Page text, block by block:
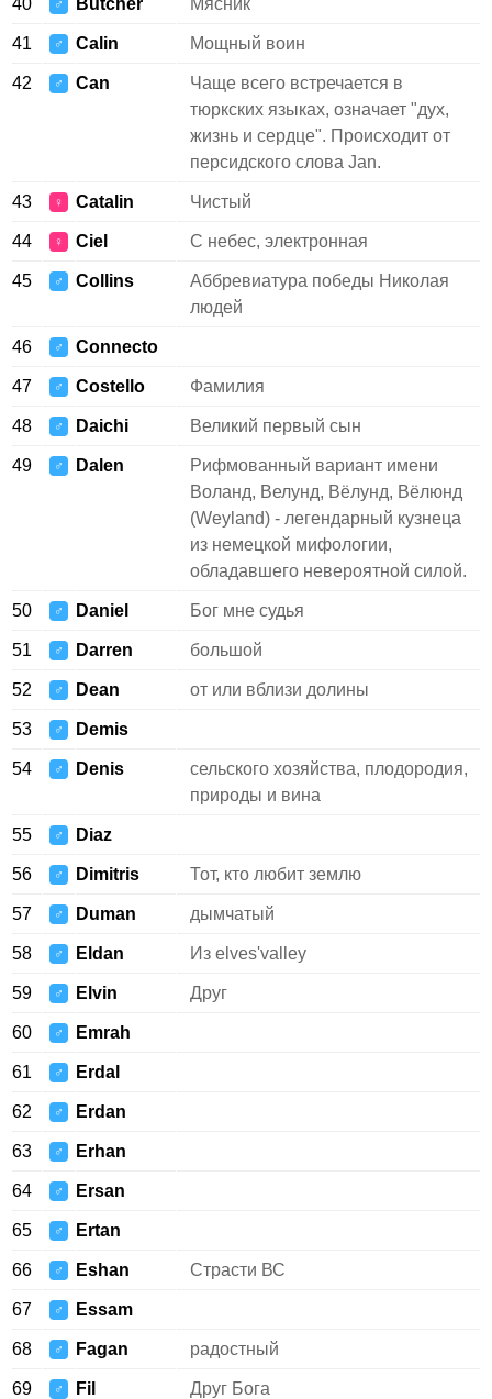
40 ♂ Butcher Мясник
41 ♂ Calin Мощный воин
42 ♂ Can
Чаще всего встречается в
тюркских языках, означает "дух,
жизнь и сердце". Происходит от
персидского слова Jan.
43 ♀ Catalin Чистый
44 ♀ Ciel С небес, электронная
45 ♂ Collins
Аббревиатура победы Николая
людей
46 ♂ Connecto
47 ♂ Costello Фамилия
48 ♂ Daichi Великий первый сын
49 ♂ Dalen
Рифмованный вариант имени
Воланд, Велунд, Вёлунд, Вёлюнд
(Weyland) - легендарный кузнеца
из немецкой мифологии,
обладавшего невероятной силой.
50 ♂ Daniel Бог мне судья
51 ♂ Darren большой
52 ♂ Dean от или вблизи долины
53 ♂ Demis
54 ♂ Denis
сельского хозяйства, плодородия,
природы и вина
55 ♂ Diaz
56 ♂ Dimitris Тот, кто любит землю
57 ♂ Duman дымчатый
58 ♂ Eldan Из elves'valley
59 ♂ Elvin Друг
60 ♂ Emrah
61 ♂ Erdal
62 ♂ Erdan
63 ♂ Erhan
64 ♂ Ersan
65 ♂ Ertan
66 ♂ Eshan Страсти ВС
67 ♂ Essam
68 ♂ Fagan радостный
69 ♂ Fil Друг Бога